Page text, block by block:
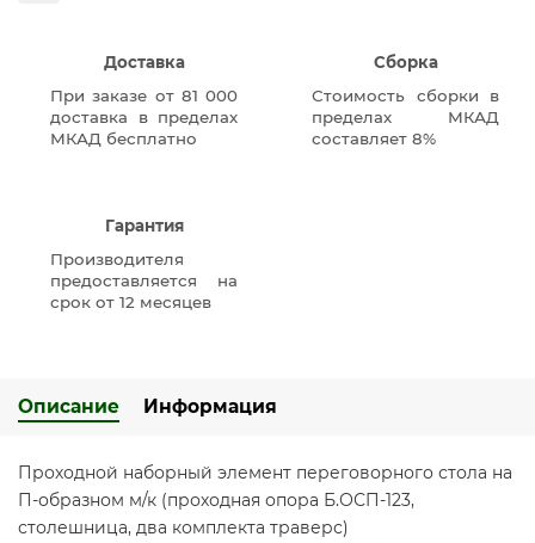
Доставка
При заказе от 81 000
доставка в пределах
МКАД бесплатно
Сборка
Стоимость сборки в
пределах МКАД
составляет 8%
Гарантия
Производителя
предоставляется на
срок от 12 месяцев
Описание Информация
Проходной наборный элемент переговорного стола на
П-образном м/к (проходная опора Б.ОСП-123,
столешница, два комплекта траверс)